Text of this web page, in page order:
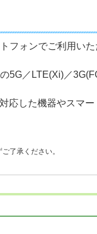
フォンでご利用いた
5G／LTE(Xi)／
応した機器やスマ
了承ください。